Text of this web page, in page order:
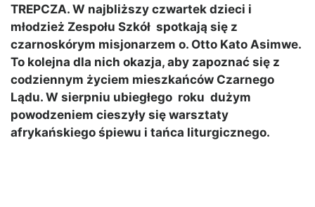
TREPCZA. W najbliższy czwartek dzieci i
młodzież Zespołu Szkół spotkają się z
czarnoskórym misjonarzem o. Otto Kato Asimwe.
To kolejna dla nich okazja, aby zapoznać się z
codziennym życiem mieszkańców Czarnego
Lądu. W sierpniu ubiegłego roku dużym
powodzeniem cieszyły się warsztaty
afrykańskiego śpiewu i tańca liturgicznego.